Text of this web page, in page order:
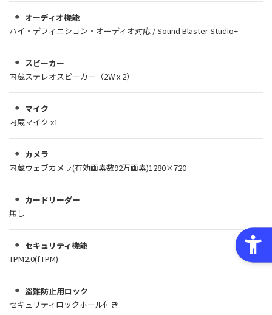
オーディオ機能
ハイ・デフィニション・オーディオ対応 / Sound Blaster Studio+
スピーカー
内蔵ステレオスピーカー（2W x 2）
マイク
内蔵マイク x1
カメラ
内蔵ウェブカメラ(有効画素数92万画素)1280×720
カードリーダー
無し
セキュリティ機能
TPM2.0(fTPM)
盗難防止用ロック
セキュリティロックホール付き